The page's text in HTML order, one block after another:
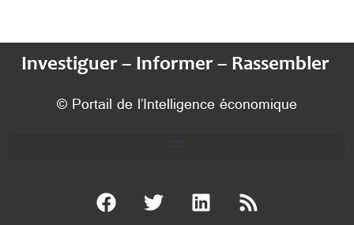
Investiguer – Informer – Rassembler
© Portail de l’Intelligence économique